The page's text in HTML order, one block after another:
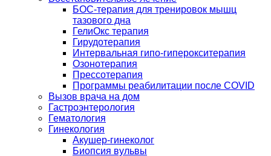
БОС-терапия для тренировок мышц
тазового дна
ГелиОкс терапия
Гирудотерапия
Интервальная гипо-гиперокситерапия
Озонотерапия
Прессотерапия
Программы реабилитации после СOVID
Вызов врача на дом
Гастроэнтерология
Гематология
Гинекология
Акушер-гинеколог
Биопсия вульвы